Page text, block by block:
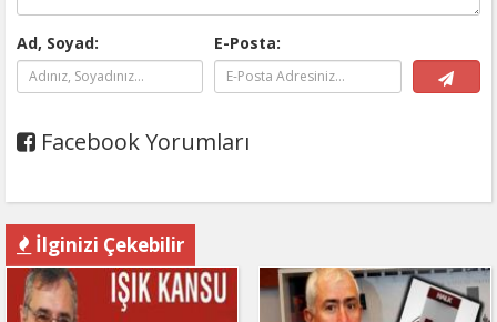
Ad, Soyad: E-Posta:
Facebook Yorumları
İlginizi Çekebilir